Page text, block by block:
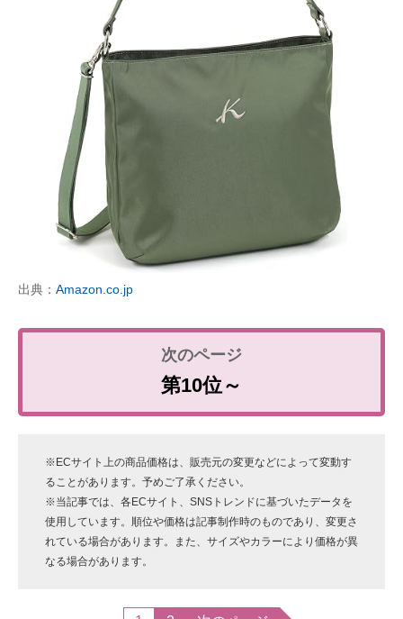
出典： Amazon.co.jp
第10位～
※ECサイト上の商品価格は、販売元の変更などによって変動す
ることがあります。予めご了承ください。
※当記事では、各ECサイト、SNSトレンドに基づいたデータを
使用しています。順位や価格は記事制作時のものであり、変更さ
れている場合があります。また、サイズやカラーにより価格が異
なる場合があります。